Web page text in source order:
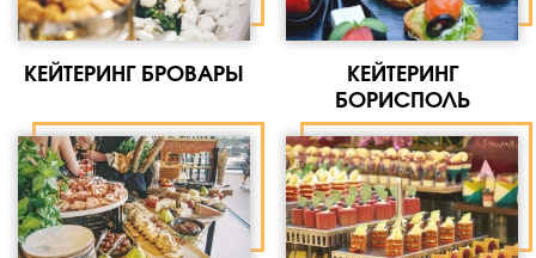
КЕЙТЕРИНГ БРОВАРЫ
КЕЙТЕРИНГ
БОРИСПОЛЬ